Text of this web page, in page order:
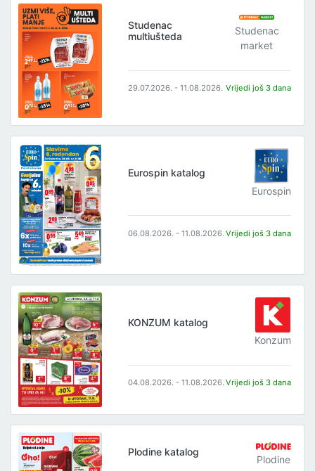
Studenac
multiušteda
Studenac
market
29.07.2026. - 11.08.2026. Vrijedi još 3 dana
Eurospin katalog
Eurospin
06.08.2026. - 11.08.2026. Vrijedi još 3 dana
KONZUM katalog
Konzum
04.08.2026. - 11.08.2026. Vrijedi još 3 dana
Plodine katalog
Plodine